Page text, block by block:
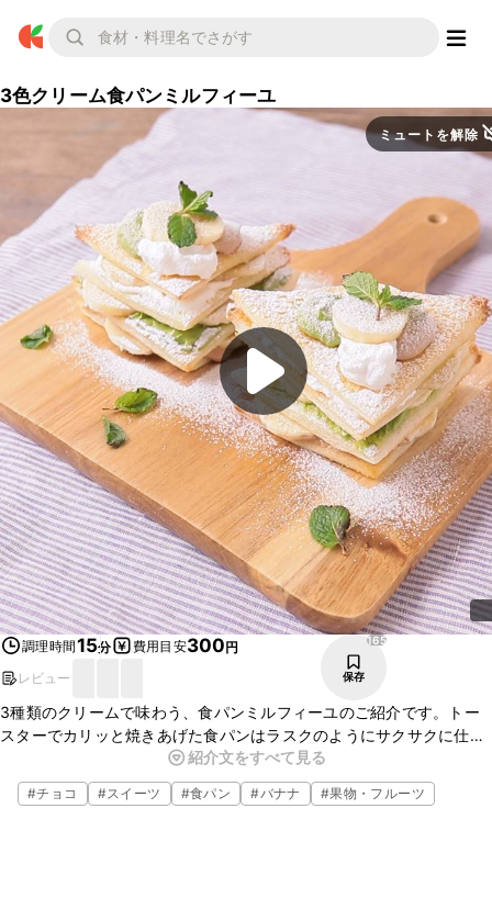
3色クリーム食パンミルフィーユ
ミュートを解除
調理時間15分 費用目安300円
レビュー
165
保存
3種類のクリームで味わう、食パンミルフィーユのご紹介です。トー
スターでカリッと焼きあげた食パンはラスクのようにサクサクに仕上
がります。お好みのフルーツをはさんでも、美味しくいただけます。
ぜひ、作ってみてくださいね。
紹介文をすべて見る
#チョコ #スイーツ #食パン #バナナ #果物・フルーツ